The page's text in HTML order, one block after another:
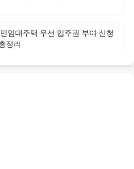
임대주택 우선 입주권 부여 신청
정리